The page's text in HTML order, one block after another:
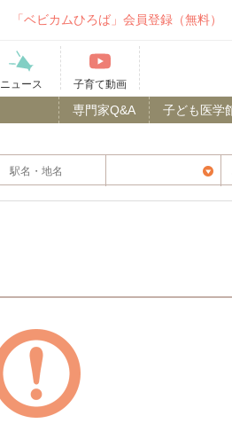
「ベビカムひろば」会員登録（無料）
ニュース 子育て動画
子ども医学
専門家Q&A